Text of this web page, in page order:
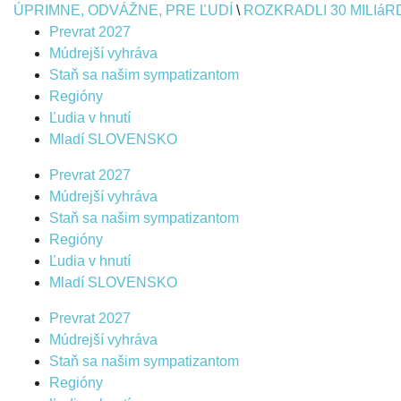
ÚPRIMNE, ODVÁŽNE, PRE ĽUDÍ \ ROZKRADLI 30
Prevrat 2027
Múdrejší vyhráva
Staň sa našim sympatizantom
Regióny
Ľudia v hnutí
Mladí SLOVENSKO
Prevrat 2027
Múdrejší vyhráva
Staň sa našim sympatizantom
Regióny
Ľudia v hnutí
Mladí SLOVENSKO
Prevrat 2027
Múdrejší vyhráva
Staň sa našim sympatizantom
Regióny